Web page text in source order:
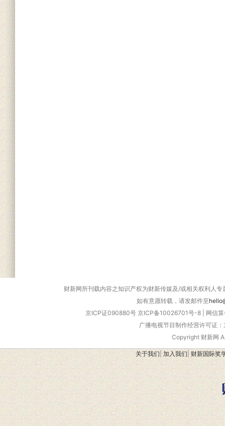
财新网所刊载内容之知识产权为财新传媒及/或相关权利人
如有意愿转载，请发邮件至
京ICP证090880号 京ICP备10026701号-8
网信
广播电视节目制作经营许可证
Copyright 财新网
关于我们 |加入我们| 财新国际奖